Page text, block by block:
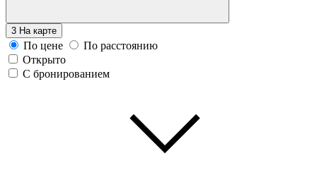
3 На карте
По цене
По расстоянию
Открыто
С бронированием